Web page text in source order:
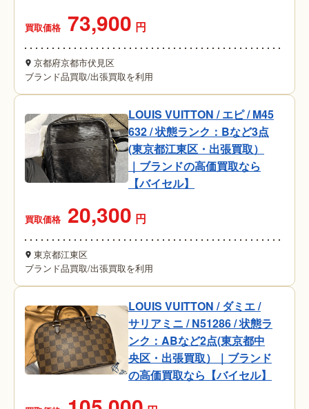
買取価格 73,900 円
京都府京都市伏見区
ブランド品買取/出張買取を利用
LOUIS VUITTON / エピ / M45
632 / 状態ランク：Bなど3点
(東京都江東区・出張買取）
｜ブランドの高価買取なら
【バイセル】
買取価格 20,300 円
東京都江東区
ブランド品買取/出張買取を利用
LOUIS VUITTON / ダミエ /
サリアミニ / N51286 / 状態ラ
ンク：ABなど2点(東京都中
央区・出張買取）｜ブランド
の高価買取なら【バイセル】